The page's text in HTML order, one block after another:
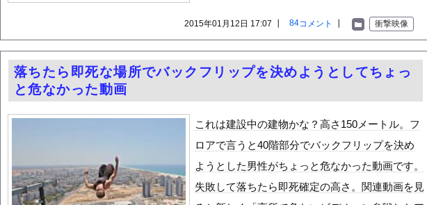
このページは1000mgが管理しています。 RSS設定 更新順130件まで。それ以降の古いものは表
示されません。
衝撃映像
84コメント
2015年01月12日 17:07 ┃
落ちたら即死な場所でバックフリップを決めようとしてちょっ
と危なかった動画
これは建設中の建物かな？高さ150メートル。フ
ロアで言うと40階部分でバックフリップを決め
ようとした男性がちょっと危なかった動画です。
失敗して落ちたら即死確定の高さ。関連動画を見